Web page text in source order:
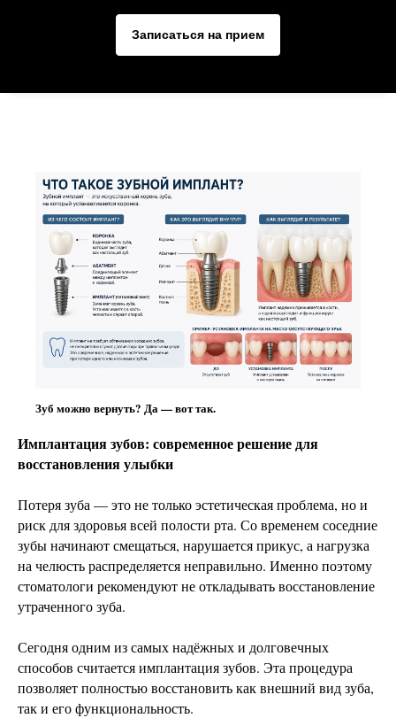
Записаться на прием
Зуб можно вернуть? Да — вот так.
Имплантация зубов: современное решение для
восстановления улыбки
Потеря зуба — это не только эстетическая проблема, но и
риск для здоровья всей полости рта. Со временем соседние
зубы начинают смещаться, нарушается прикус, а нагрузка
на челюсть распределяется неправильно. Именно поэтому
стоматологи рекомендуют не откладывать восстановление
утраченного зуба.
Сегодня одним из самых надёжных и долговечных
способов считается имплантация зубов. Эта процедура
позволяет полностью восстановить как внешний вид зуба,
так и его функциональность.